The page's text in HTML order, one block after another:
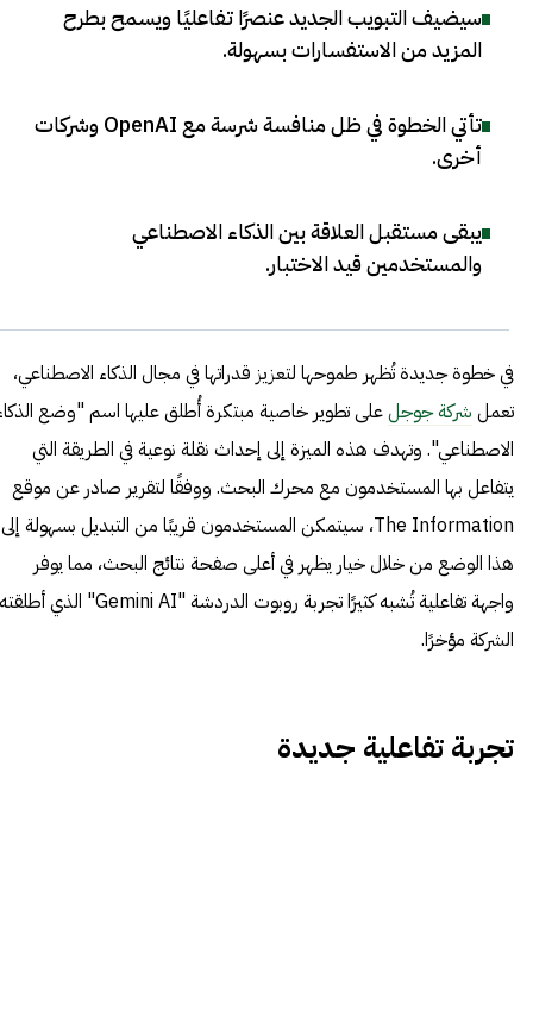
سيضيف التبويب الجديد عنصرًا تفاعليًا ويسمح بطرح
المزيد من الاستفسارات بسهولة.
تأتي الخطوة في ظل منافسة شرسة مع OpenAI وشركات
أخرى.
يبقى مستقبل العلاقة بين الذكاء الاصطناعي
والمستخدمين قيد الاختبار.
في خطوة جديدة تُظهر طموحها لتعزيز قدراتها في مجال الذكاء الاصطناعي،
تعمل شركة جوجلعلى تطوير خاصية مبتكرة أُطلق عليها اسم "وضع
الاصطناعي". وتهدف هذه الميزة إلى إحداث نقلة نوعية في الطريقة التي
يتفاعل بها المستخدمون مع محرك البحث. ووفقًا لتقرير صادر عن موقع
The Information، سيتمكن المستخدمون قريبًا من التبديل بسهولة إلى
هذا الوضع من خلال خيار يظهر في أعلى صفحة نتائج البحث، مما يوفر
واجهة تفاعلية تُشبه كثيرًا تجربة روبوت الدردشة "Gemini AI" الذي أطلقته
الشركة مؤخرًا.
تجربة تفاعلية جديدة